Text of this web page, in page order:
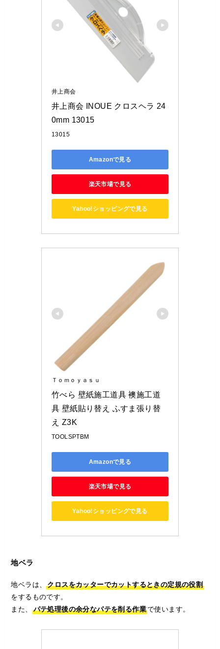
井上商会
井上商会 INOUE クロスヘラ 24
0mm 13015
13015
Amazonで見る
楽天市場で見る
Yahoo!ショッピングで見る
Ｔｏｍｏｙａｓｕ
竹べら 壁紙施工道具 襖施工道
具 壁紙貼り替え ふすま張り替
え Z3K
TOOLSPTBM
Amazonで見る
楽天市場で見る
Yahoo!ショッピングで見る
地ベラ
地ベラは、クロスをカッターでカットするときの定規の役割
をするものです。
また、
パテ処理後の余分なパテを削る作業で使います。